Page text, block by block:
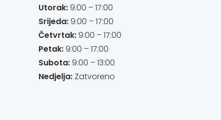
Utorak:9:00 – 17:00
Srijeda:9:00 – 17:00
Četvrtak:9:00 – 17:00
Petak:9:00 – 17:00
Subota:9:00 – 13:00
Nedjelja:Zatvoreno